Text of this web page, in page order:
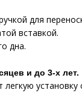
для
вставкой.
дна.
и до 3-х лет.
установку